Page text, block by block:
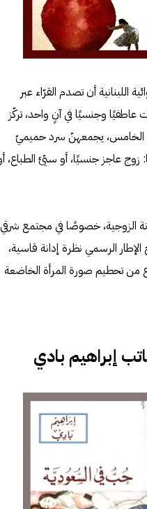
اللبنانية أن تصدم القرّاء عبر
وجنسيًا في آنٍ واحد، تركّز
الخامس، يجمعهنّ سرد حميميّ
زوج عاجز جنسيًا، أو سيّئ الطباع،
الزوجية، خصوصًا في مجتمع شرقي
الإطار الرسمي نظرة إدانة قاسية،
من تحطيم صورة المرأة الخاضعة